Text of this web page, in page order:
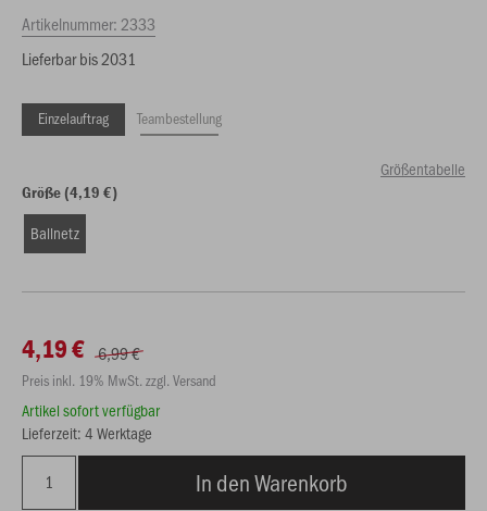
Artikelnummer: 2333
Lieferbar bis 2031
Einzelauftrag Teambestellung
Größentabelle
Größe (4,19 €)
Ballnetz
4,19 € 6,99 €
Preis inkl. 19% MwSt. zzgl. Versand
Artikel sofort verfügbar
Lieferzeit: 4 Werktage
In den Warenkorb